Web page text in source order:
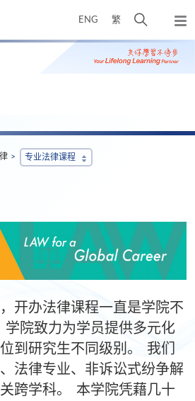
ENG 繁
开
搜
寻
弹
出
主
专业法律课程
开办法律课程一直是学院不
院致力为学员提供多元化
到研究生不同级别。 我们
法律专业、非诉讼式纷争解
跨学科。 本学院凭藉几十